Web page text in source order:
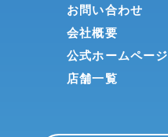
お問い合わせ
会社概要
公式ホームページ
店舗一覧